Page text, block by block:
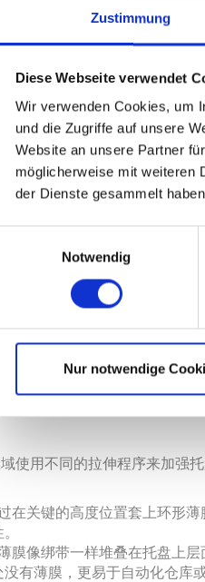
Zustimmung
Diese Webseite verwendet
Wir verwenden Cookies, um
und die Zugriffe auf unsere
Website an unsere Partner
möglicherweise mit weiteren
der Dienste gesammelt
Notwendig
Nur notwendige
集系统（专利号：EP1 353
性，而且品牌logo清晰可以
压装置
现节省薄膜
平面，维护简单
低于0.07KW
性的拉伸程序
领式拉伸 / 底部拉
使用不同的拉伸程序来加强
在关键的高度位置套上环形薄
膜像绑带一样堆叠在托盘上层
有薄膜，更易于自动化仓库